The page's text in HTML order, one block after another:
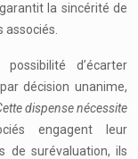
la sincérité de
associés.
d’écarter
décision unanime,
dispense nécessite
engagent leur
de surévaluation, ils